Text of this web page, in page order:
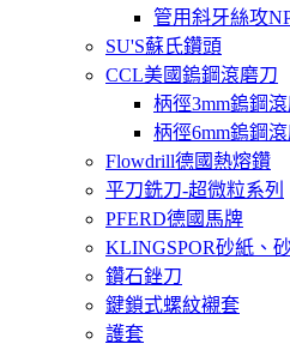
管用斜牙絲攻
SU'S蘇氏鑽頭
CCL美國鎢鋼滾磨刀
柄徑3mm鎢鋼
柄徑6mm鎢鋼
Flowdrill德國熱熔鑽
平刀銑刀-超微粒系列
PFERD德國馬牌
KLINGSPOR砂紙、
鑽石銼刀
鍵鎖式螺紋襯套
護套